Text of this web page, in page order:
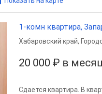
1-комн квартира,
20 000 ₽ в
Хабаровский край,
Сдаётся квартира. В